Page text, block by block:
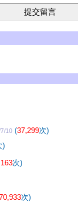
10 (37,299次)
)
次)
次)